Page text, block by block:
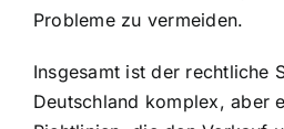
Probleme zu vermeiden.
Insgesamt ist der rechtliche
Deutschland komplex, aber